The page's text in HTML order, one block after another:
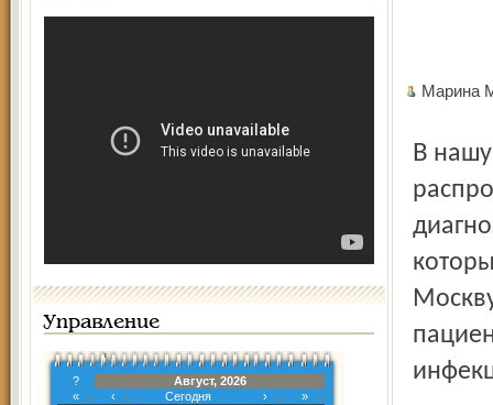
Управление
?
Август, 2026
«
‹ Сегодня ›
»
Марина
В нашу страну корь пришла из Европы, где заболевание